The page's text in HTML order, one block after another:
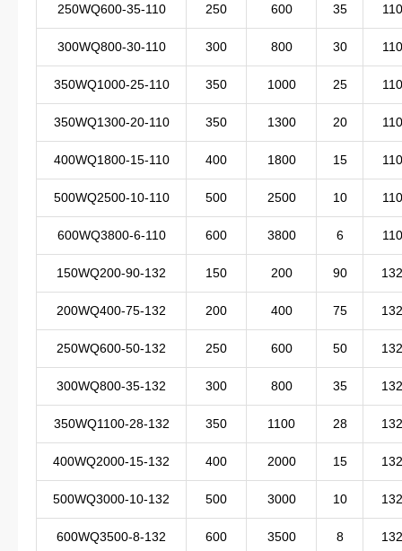
250WQ600-35-110 250 600 35 110
300WQ800-30-110 300 800 30 110
350WQ1000-25-110 350 1000 25 110
350WQ1300-20-110 350 1300 20 110
400WQ1800-15-110 400 1800 15 110
500WQ2500-10-110 500 2500 10 110
600WQ3800-6-110 600 3800 6 110
150WQ200-90-132 150 200 90 132
200WQ400-75-132 200 400 75 132
250WQ600-50-132 250 600 50 132
300WQ800-35-132 300 800 35 132
350WQ1100-28-132 350 1100 28 132
400WQ2000-15-132 400 2000 15 132
500WQ3000-10-132 500 3000 10 132
600WQ3500-8-132 600 3500 8 132